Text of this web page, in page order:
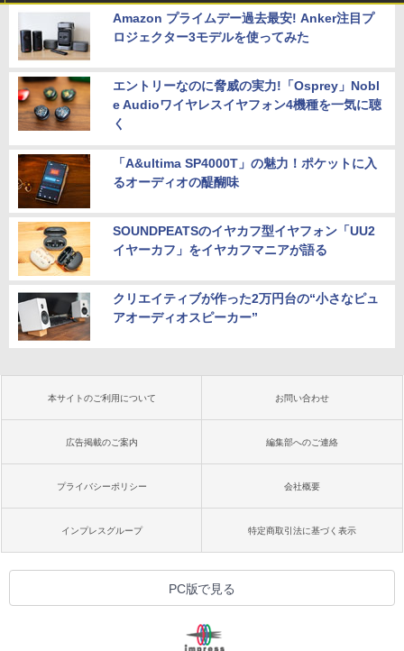
Amazon プライムデー過去最安! Anker注目プ
ロジェクター3モデルを使ってみた
エントリーなのに脅威の実力!「Osprey」Nobl
e Audioワイヤレスイヤフォン4機種を一気に聴
く
「A&ultima SP4000T」の魅力！ポケットに入
るオーディオの醍醐味
SOUNDPEATSのイヤカフ型イヤフォン「UU2
イヤーカフ」をイヤカフマニアが語る
クリエイティブが作った2万円台の“小さなピュ
アオーディオスピーカー”
本サイトのご利用について お問い合わせ
広告掲載のご案内 編集部へのご連絡
プライバシーポリシー 会社概要
インプレスグループ 特定商取引法に基づく表示
PC版で見る